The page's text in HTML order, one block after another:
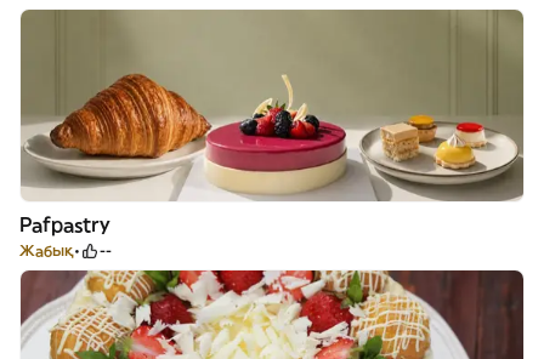
Pafpastry
Жабық --